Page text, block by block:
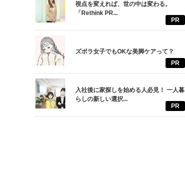
視点を変えれば、世の中は変わる。
「Rethink PR...
PR
ズボラ女子でもOKな美脚ケアって？
PR
入社後に家探しを始める人必見！ 一人暮
らしの新しい選択...
PR